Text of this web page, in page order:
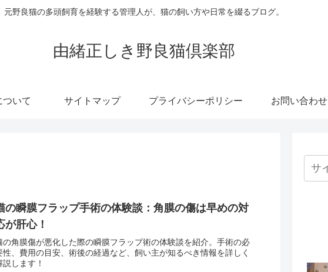
元野良猫の多頭飼育を経験する管理人が、猫の飼い方や日常を綴るブログ。
由緒正しき野良猫倶楽部
ついて サイトマップ プライバシーポリシー お問い合わせ
の瞬膜フラップ手術の体験談：角膜の傷は早めの対
が肝心！
の角膜傷が悪化した際の瞬膜フラップ術の体験談を紹介。手術の必
性、費用の目安、術後の経過など、飼い主が知るべき情報を詳しく
説します！